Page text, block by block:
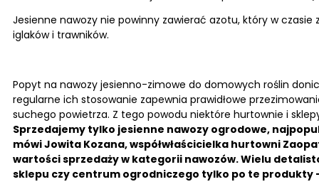
Jesienne nawozy nie powinny zawierać azotu, który w
iglaków i trawników.
Popyt na nawozy jesienno-zimowe do domowych roślin
regularne ich stosowanie zapewnia prawidłowe
suchego powietrza. Z tego powodu niektóre hurtownie i
Sprzedajemy tylko jesienne nawozy ogrodowe,
mówi Jowita Kozana, współwłaścicielka hurtowni
wartości sprzedaży w kategorii nawozów. Wielu
sklepu czy centrum ogrodniczego tylko po te produkty